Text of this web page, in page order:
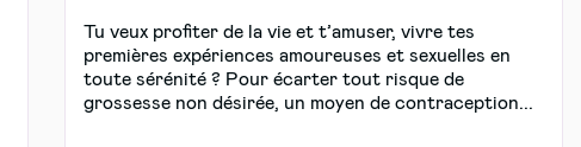
Tu veux profiter de la vie et t’amuser, vivre tes
premières expériences amoureuses et sexuelles en
toute sérénité ? Pour écarter tout risque de
grossesse non désirée, un moyen de contraception...